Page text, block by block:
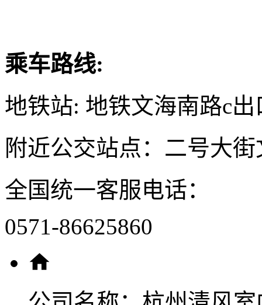
乘车路线:
地铁站: 地铁文海南路c出
附近公交站点：二号大
全国统一客服电话：
0571-86625860